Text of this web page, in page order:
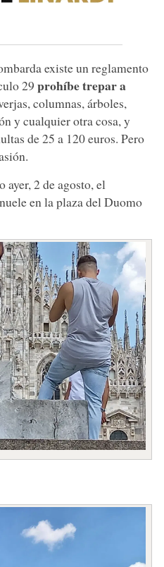
existe un reglamento
29 prohíbe trepar a
columnas, árboles,
y cualquier otra cosa, y
de 25 a 120 euros. Pero
ayer, 2 de agosto, el
en la plaza del Duomo